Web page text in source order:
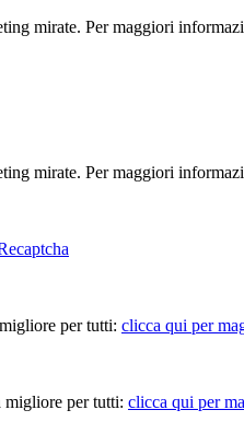
mirate. Per maggiori
mirate. Per maggiori
per tutti: clicca qui per
migliore per tutti: clicca qui per